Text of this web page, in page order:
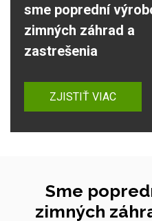
sme poprední
zimných záhrad a
zastrešenia
ZJISTIŤ VIAC
Sme
zimných